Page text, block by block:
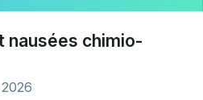
nausées chimio-